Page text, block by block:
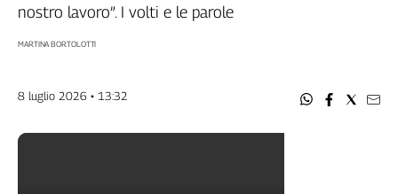
Italia
Culture
Categorie
nostro lavoro”. I volti e le parole
MARTINA BORTOLOTTI
8 luglio 2026 • 13:32